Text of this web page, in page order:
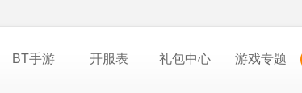
BT手游 开服表 礼包中心 游戏专题